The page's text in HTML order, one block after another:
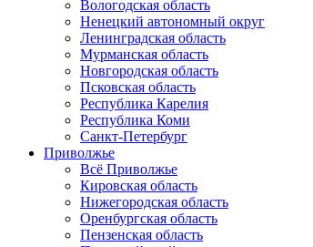
Вологодская область
Ненецкий автономный округ
Ленинградская область
Мурманская область
Новгородская область
Псковская область
Республика Карелия
Республика Коми
Санкт-Петербург
Приволжье
Всё Приволжье
Кировская область
Нижегородская область
Оренбургская область
Пензенская область